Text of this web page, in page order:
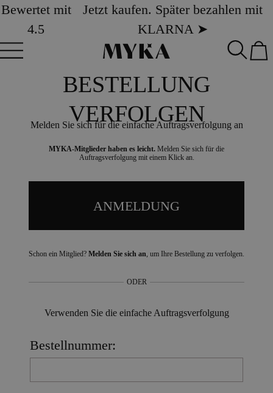
Bewertet mit
4.5
Jetzt kaufen. Später bezahlen mit
KLARNA ➤
BESTELLUNG
VERFOLGEN
Melden Sie sich für die einfache Auftragsverfolgung an
MYKA-Mitglieder haben es leicht. Melden Sie sich für die
Auftragsverfolgung mit einem Klick an.
ANMELDUNG
Schon ein Mitglied? Melden Sie sich an, um Ihre Bestellung zu verfolgen.
ODER
Verwenden Sie die einfache Auftragsverfolgung
Bestellnummer: